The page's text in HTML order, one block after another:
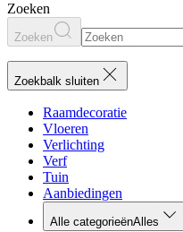
Zoeken
Zoeken
Zoekbalk sluiten
Raamdecoratie
Vloeren
Verlichting
Verf
Tuin
Aanbiedingen
Alle categorieënAlles